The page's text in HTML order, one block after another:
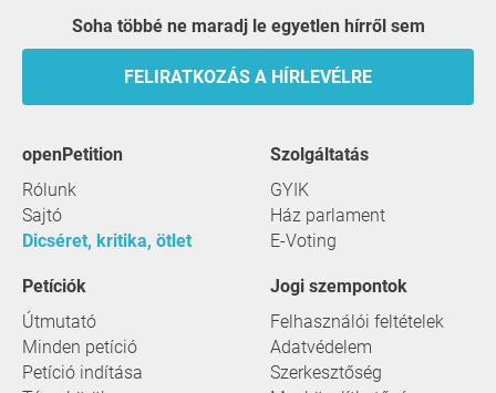
Soha többé ne maradj le egyetlen hírről sem
FELIRATKOZÁS A HÍRLEVÉLRE
openPetition
Rólunk
Sajtó
Dicséret, kritika, ötlet
szolgáltatás
GYIK
Ház parlament
E-Voting
Petíciók
Útmutató
Minden petíció
Petíció indítása
Jogi szempontok
Felhasználói feltételek
Adatvédelem
Szerkesztőség